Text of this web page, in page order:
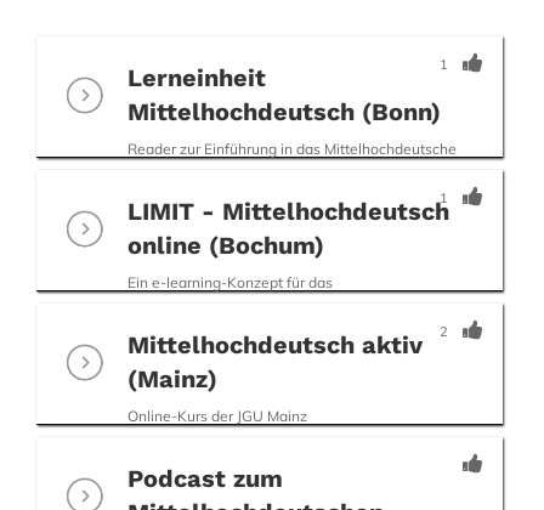
Lerneinheit
Mittelhochdeutsch (Bonn)
Reader zur Einführung in das Mittelhochdeutsche
1
LIMIT - Mittelhochdeutsch
online (Bochum)
Ein e-learning-Konzept für das
1
Mittelhochdeutsch aktiv
(Mainz)
Online-Kurs der JGU Mainz
2
Podcast zum